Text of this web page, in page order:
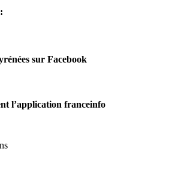
sur Facebook
l’application franceinfo